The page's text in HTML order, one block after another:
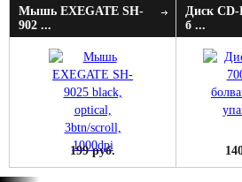
Мышь EXEGATE SH-
902 ...
199 руб.
Диск CD-
б ...